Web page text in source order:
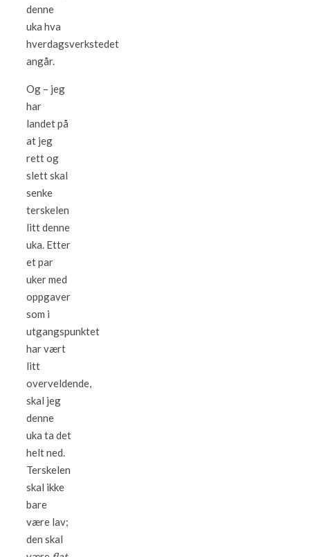
denne
uka hva
hverdagsverkstedet
angår.
Og – jeg
har
landet på
at jeg
rett og
slett skal
senke
terskelen
litt denne
uka. Etter
et par
uker med
oppgaver
som i
utgangspunktet
har vært
litt
overveldende,
skal jeg
denne
uka ta det
helt ned.
Terskelen
skal ikke
bare
være lav;
den skal